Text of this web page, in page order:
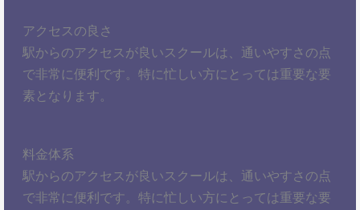
アクセスの良さ
駅からのアクセスが良いスクールは、通いやすさの点
で非常に便利です。特に忙しい方にとっては重要な要
素となります。
料金体系
駅からのアクセスが良いスクールは、通いやすさの点
で非常に便利です。特に忙しい方にとっては重要な要